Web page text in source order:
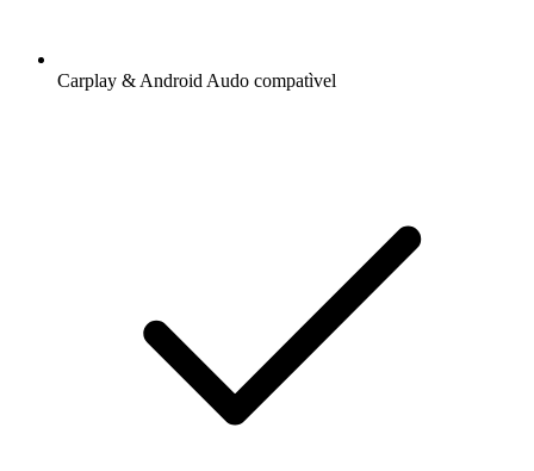
Carplay & Android Audo compatìvel